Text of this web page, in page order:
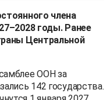
члена
годы. Ранее
Центральной
ООН за
142 государства.